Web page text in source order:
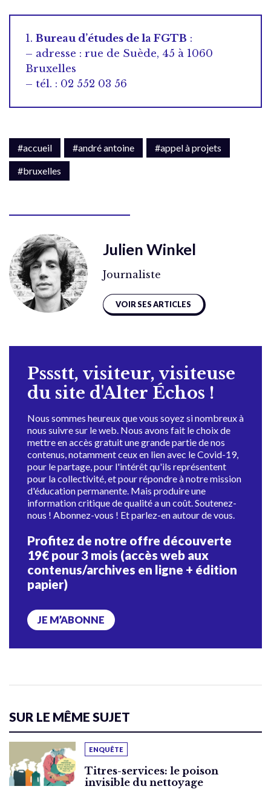
1. Bureau d’études de la FGTB :
– adresse : rue de Suède, 45 à 1060
Bruxelles
– tél. : 02 552 03 56
#accueil #andré antoine
#appel à projets
#bruxelles
Julien Winkel
Journaliste
VOIR SES ARTICLES
Pssstt, visiteur, visiteuse
du site d'Alter Échos !
Nous sommes heureux que vous soyez si nombreux à
nous suivre sur le web. Nous avons fait le choix de
mettre en accès gratuit une grande partie de nos
contenus, notamment ceux en lien avec le Covid-19,
pour le partage, pour l'intérêt qu'ils représentent
pour la collectivité, et pour répondre à notre mission
d'éducation permanente. Mais produire une
information critique de qualité a un coût. Soutenez-
nous ! Abonnez-vous ! Et parlez-en autour de vous.
Profitez de notre offre découverte
19€ pour 3 mois (accès web aux
contenus/archives en ligne + édition
papier)
JE M’ABONNE
SUR LE MÊME SUJET
ENQUÊTE
Titres-services: le poison
invisible du nettoyage